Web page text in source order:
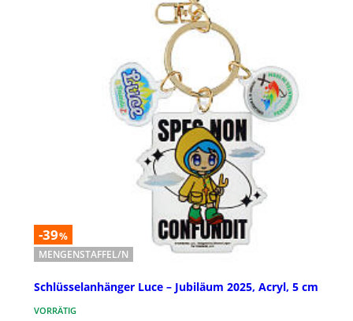
-39%
MENGENSTAFFEL/N
Schlüsselanhänger Luce – Jubiläum 2025, Acryl, 5 cm
VORRÄTIG